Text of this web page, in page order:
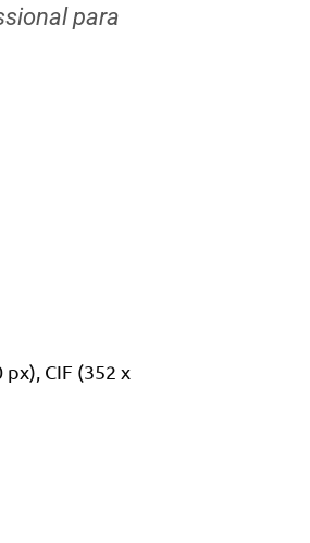
para
CIF (352 x